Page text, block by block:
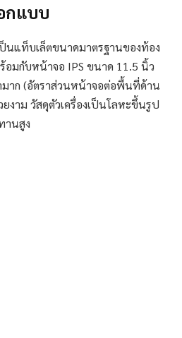
กแบบ
ป็นแท็บเล็ตขนาดมาตรฐานของท้อง
มกับหน้าจอ IPS ขนาด 11.5 นิ้ว
าก (อัตราส่วนหน้าจอต่อพื้นที่ด้าน
งาม วัสดุตัวเครื่องเป็นโลหะขึ้นรูป
านสูง